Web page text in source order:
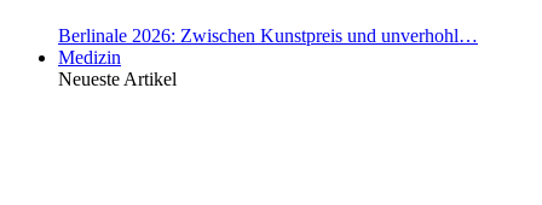
Berlinale 2026: Zwischen Kunstpreis und unverhohl…
Medizin
Neueste Artikel